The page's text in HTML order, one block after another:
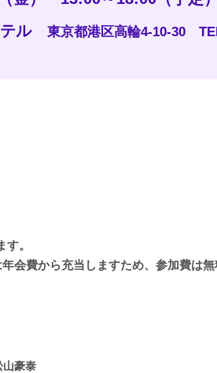
テル 東京都港区高輪4-10-30
。
会費から充当しますため、参加費は無
豪泰